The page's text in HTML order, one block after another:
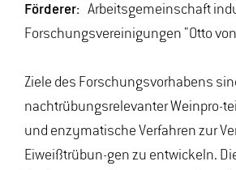
Förderer: Arbeitsgemeinschaft
Forschungsvereinigungen "Otto
Ziele des Forschungsvorhabens
nachtrübungsrelevanter Weinpro-
und enzymatische Verfahren zur
Eiweißtrübun-gen zu entwickeln.